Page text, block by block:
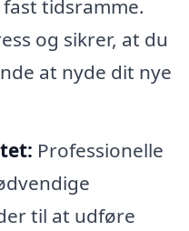
tidsramme.
og sikrer, at du
at nyde dit nye
Professionelle
til at udføre